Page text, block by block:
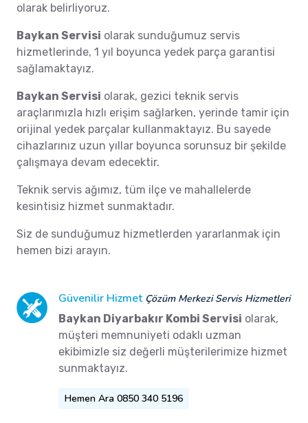
olarak belirliyoruz.
Baykan Servisi olarak sunduğumuz servis
hizmetlerinde, 1 yıl boyunca yedek parça garantisi
sağlamaktayız.
Baykan Servisi olarak, gezici teknik servis
araçlarımızla hızlı erişim sağlarken, yerinde tamir için
orijinal yedek parçalar kullanmaktayız. Bu sayede
cihazlarınız uzun yıllar boyunca sorunsuz bir şekilde
çalışmaya devam edecektir.
Teknik servis ağımız, tüm ilçe ve mahallelerde
kesintisiz hizmet sunmaktadır.
Siz de sunduğumuz hizmetlerden yararlanmak için
hemen bizi arayın.
Güvenilir Hizmet Çözüm Merkezi Servis Hizmetleri
Baykan Diyarbakır Kombi Servisi olarak,
müşteri memnuniyeti odaklı uzman
ekibimizle siz değerli müşterilerimize hizmet
sunmaktayız.
Hemen Ara 0850 340 5196